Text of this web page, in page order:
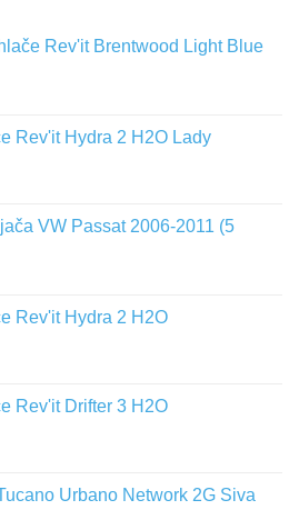
Rev'it Brentwood Light Blue
Rev'it Hydra 2 H2O Lady
VW Passat 2006-2011 (5
Rev'it Hydra 2 H2O
Rev'it Drifter 3 H2O
Urbano Network 2G Siva